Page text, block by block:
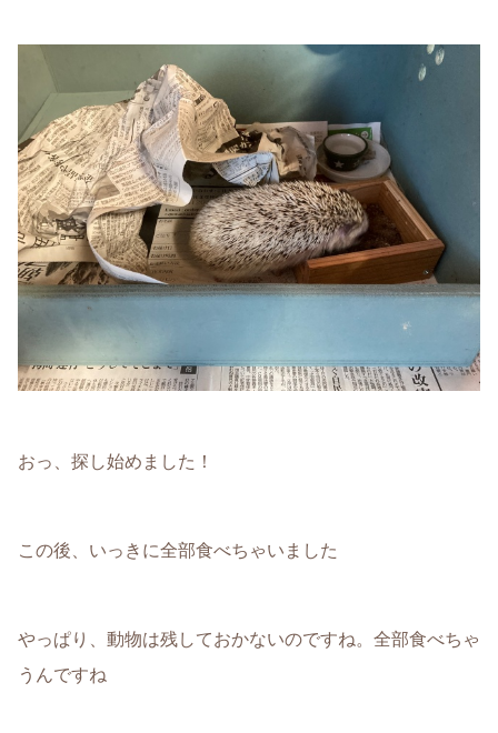
おっ、探し始めました！
この後、いっきに全部食べちゃいました
やっぱり、動物は残しておかないのですね。全部食べちゃ
うんですね